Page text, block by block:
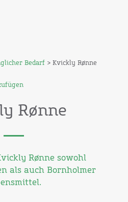
Bedarf > Kvickly Rønne
Rønne
Rønne sowohl
als auch Bornholmer